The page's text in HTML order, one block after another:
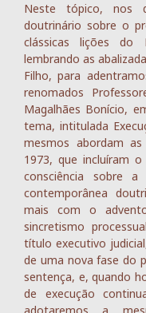
Neste tópico, nos
doutrinário sobre o
clássicas lições do
lembrando as
Filho, para
renomados
Magalhães Bonício,
tema, intitulada
mesmos abordam
1973, que incluíram
consciência sobre
contemporânea
mais com o
sincretismo
título executivo
de uma nova fase do
sentença, e, quando
de execução